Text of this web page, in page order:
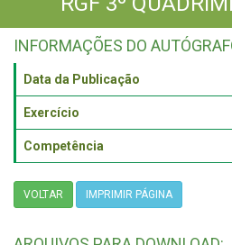
INFORMAÇÕES DO
Data da Publicação
Exercício
Competência
VOLTAR IMPRIMIR PÁGINA